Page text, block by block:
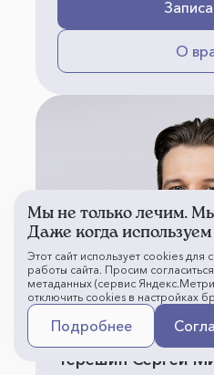
О
Терёшин Сергей
Мы не только лечим.
Даже когда
Этот сайт использует cookies для
работы сайта. Просим
метаданных (сервис
отключить cookies в настройках
Подробнее